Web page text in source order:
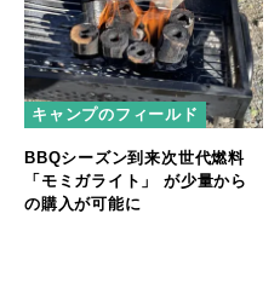
キャンプのフィールド
BBQシーズン到来次世代燃料
「モミガライト」 が少量から
の購入が可能に